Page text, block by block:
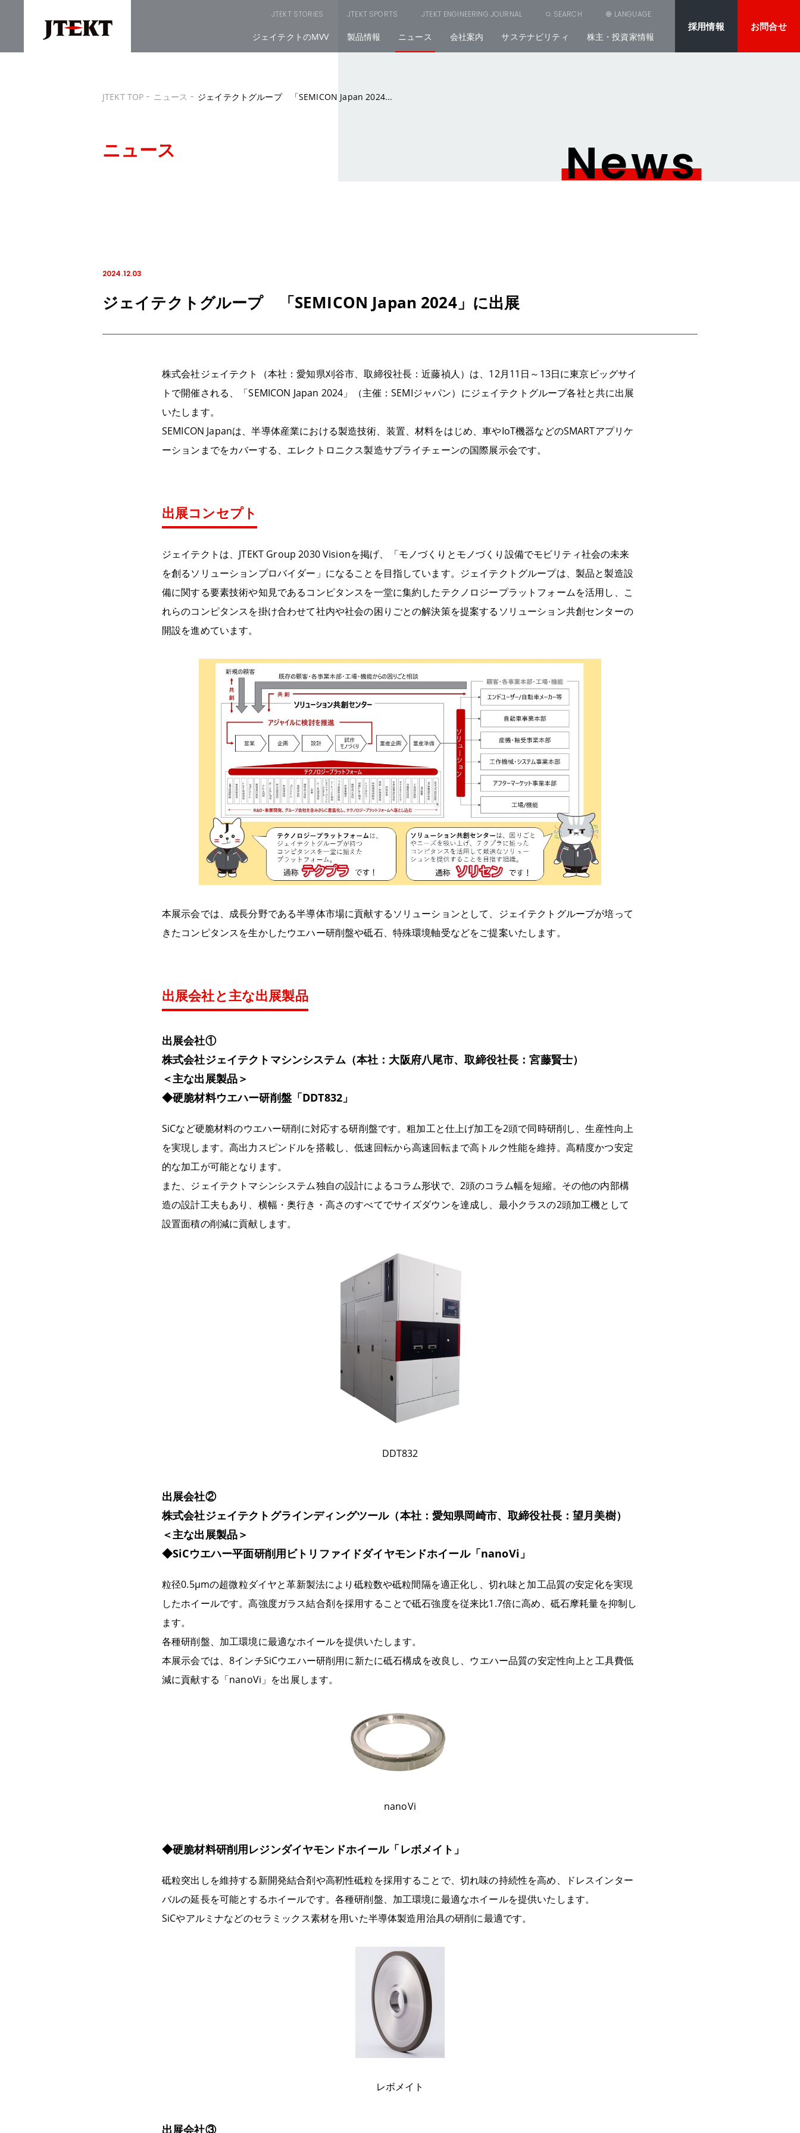
JTEKT STORIES JTEKT SPORTS JTEKT ENGINEERING JOURNAL SEARCH LANGUAGE
ジェイテクトのMVV 製品情報 ニュース 会社案内 サステナビリティ 株主・投資家情報
採用情報 お問合せ
News
JTEKT TOP ニュース ジェイテクトグループ 「SEMICON Japan 2024...
ニュース
2024.12.03
ジェイテクトグループ 「SEMICON Japan 2024」に出展
株式会社ジェイテクト（本社：愛知県刈谷市、取締役社長：近藤禎人）は、 12月11 日～ 13日に東京ビッグサイ
トで開催される、「SEMICON Japan 2024 」（主催：SEMIジャパン）にジェイテクトグループ各社と共に出展
いたします。
SEMICON Japanは、半導体産業における製造技術、装置、材料をはじめ、車やIoT機器などのSMARTアプリケ
ーションまでをカバーする、エレクトロニクス製造サプライチェーンの国際展示会です。
出展コンセプト
ジェイテクトは、JTEKT Group 2030 Visionを掲げ、「モノづくりとモノづくり設備でモビリティ社会の未来
を創るソリューションプロバイダー」になることを目指しています。ジェイテクトグループは、製品と製造設
備に関する要素技術や知見であるコンピタンスを一堂に集約したテクノロジープラットフォームを活用し、こ
れらのコンピタンスを掛け合わせて社内や社会の困りごとの解決策を提案するソリューション共創センターの
開設を進めています。
本展示会では、成長分野である半導体市場に貢献するソリューションとして、ジェイテクトグループが培って
きたコンピタンスを生かしたウエハー研削盤や砥石、特殊環境軸受などをご提案いたします。
出展会社と主な出展製品
出展会社①
株式会社ジェイテクトマシンシステム（本社：大阪府八尾市、取締役社長：宮藤賢士）
＜主な出展製品＞
◆硬脆材料ウエハー研削盤「DDT832」
SiCなど硬脆材料のウエハー研削に対応する研削盤です。粗加工と仕上げ加工を2頭で同時研削し、生産性向上
を実現します。高出力スピンドルを搭載し、低速回転から高速回転まで高トルク性能を維持。高精度かつ安定
的な加工が可能となります。
また、ジェイテクトマシンシステム独自の設計によるコラム形状で、 2頭のコラム幅を短縮。その他の内部構
造の設計工夫もあり、横幅・奥行き・高さのすべてでサイズダウンを達成し、最小クラスの2頭加工機として
設置面積の削減に貢献します。
DDT832
出展会社②
株式会社ジェイテクトグラインディングツール（本社：愛知県岡崎市、取締役社長：望月美樹）
＜主な出展製品＞
◆SiCウエハー平面研削用ビトリファイドダイヤモンドホイール「nanoVi」
粒径0.5μmの超微粒ダイヤと革新製法により砥粒数や砥粒間隔を適正化し、切れ味と加工品質の安定化を実現
したホイールです。高強度ガラス結合剤を採用することで砥石強度を従来比1.7倍に高め、砥石摩耗量を抑制し
ます。
各種研削盤、加工環境に最適なホイールを提供いたします。
本展示会では、8インチSiCウエハー研削用に新たに砥石構成を改良し、ウエハー品質の安定性向上と工具費低
減に貢献する「nanoVi」を出展します。
nanoVi
◆硬脆材料研削用レジンダイヤモンドホイール「レボメイト」
砥粒突出しを維持する新開発結合剤や高靭性砥粒を採用することで、切れ味の持続性を高め、ドレスインター
バルの延長を可能とするホイールです。各種研削盤、加工環境に最適なホイールを提供いたします。
SiCやアルミナなどのセラミックス素材を用いた半導体製造用治具の研削に最適です。
レボメイト
出展会社③